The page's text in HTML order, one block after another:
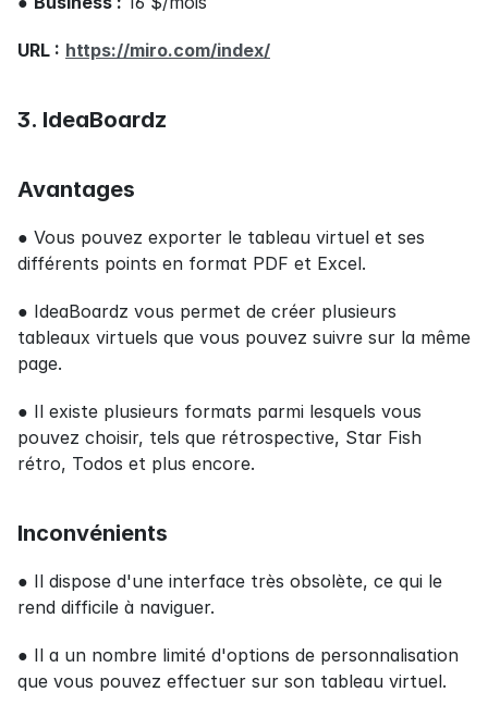
URL : https://miro.com/index/
3. IdeaBoardz
Avantages
● Vous pouvez exporter le tableau virtuel et ses
différents points en format PDF et Excel.
● IdeaBoardz vous permet de créer plusieurs
tableaux virtuels que vous pouvez suivre sur la même
page.
● Il existe plusieurs formats parmi lesquels vous
pouvez choisir, tels que rétrospective, Star Fish
rétro, Todos et plus encore.
Inconvénients
● Il dispose d'une interface très obsolète, ce qui le
rend difficile à naviguer.
● Il a un nombre limité d'options de personnalisation
que vous pouvez effectuer sur son tableau virtuel.